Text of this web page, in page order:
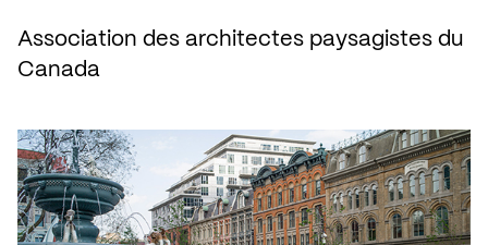
Association des architectes paysagistes du
Canada